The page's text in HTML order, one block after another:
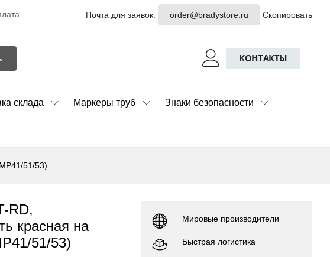
Почта для заявок: order@bradystore.ru Скопировать
КОНТАКТЫ
склада Маркеры труб Знаки безопасности
51/53)
RD,
красная на
51/53)
Мировые производители
Быстрая логистика